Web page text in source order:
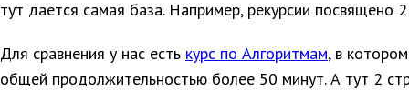
тут дается самая база. Например, рекурсии посвящено
Для сравнения у нас есть курс по Алгоритмам, в
общей продолжительностью более 50 минут. А тут 2